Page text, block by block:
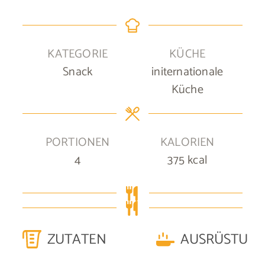
KATEGORIE
Snack
KÜCHE
initernationale
Küche
PORTIONEN
4
KALORIEN
375kcal
ZUTATEN